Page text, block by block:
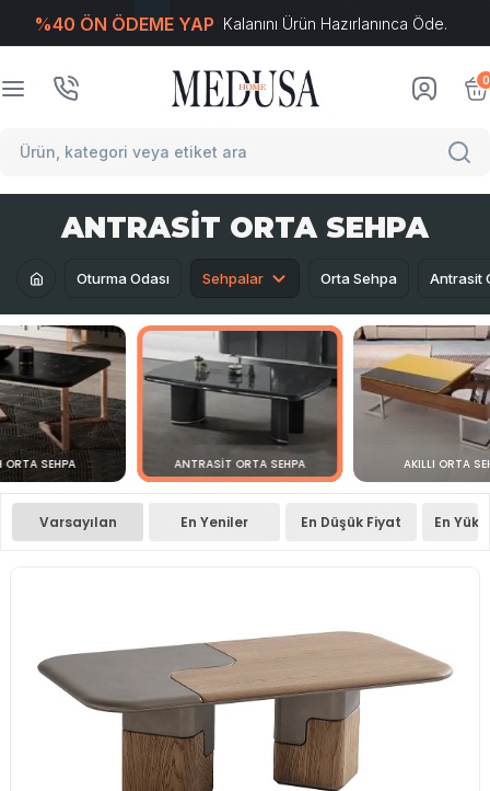
%40 ÖN ÖDEME YAP Kalanını Ürün Hazırlanınca Öde.
0
ANTRASIT ORTA SEHPA
Oturma Odası Sehpalar Orta Sehpa Antrasit
ORTA SEHPA ANTRASIT ORTA SEHPA AKILLI ORTA
Varsayılan En Yeniler En Düşük Fiyat En
T-Soft E-Ticaret Sistemleriyle Hazırlanmıştır.